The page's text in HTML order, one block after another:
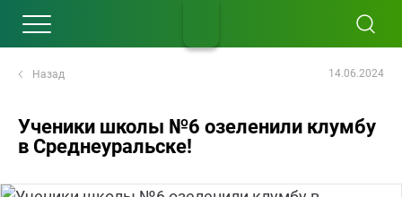
Назад 14.06.2024
Ученики школы №6 озеленили клумбу
в Среднеуральске!